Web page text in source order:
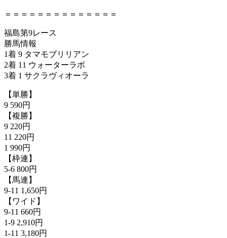
＝＝＝＝＝＝＝＝＝＝＝＝＝＝
福島第9レース
勝馬情報
1着 9 タマモブリリアン
2着 11 ウォーターラボ
3着 1 サクラヴィオーラ
【単勝】
9 590円
【複勝】
9 220円
11 220円
1 990円
【枠連】
5-6 800円
【馬連】
9-11 1,650円
【ワイド】
9-11 660円
1-9 2,910円
1-11 3,180円